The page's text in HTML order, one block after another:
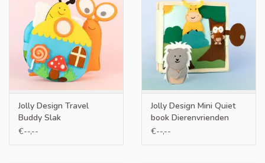
Jolly Design Travel
Buddy Slak
€--,--
Jolly Design Mini Quiet
book Dierenvrienden
€--,--